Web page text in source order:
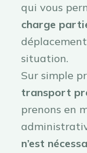
qui vous
charge
situation.
Sur simple
transport
prenons en
n’est